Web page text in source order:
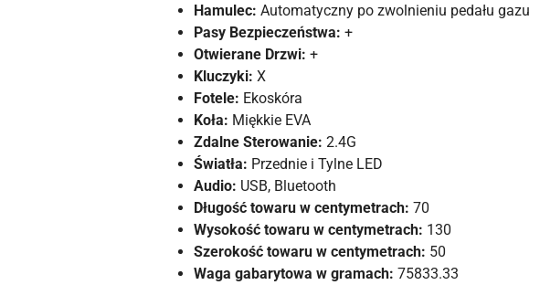
Hamulec: Automatyczny po zwolnieniu pedału gazu
Pasy Bezpieczeństwa: +
Otwierane Drzwi: +
Kluczyki: X
Fotele: Ekoskóra
Koła: Miękkie EVA
Zdalne Sterowanie: 2.4G
Światła: Przednie i Tylne LED
Audio: USB, Bluetooth
Długość towaru w centymetrach: 70
Wysokość towaru w centymetrach: 130
Szerokość towaru w centymetrach: 50
Waga gabarytowa w gramach: 75833.33